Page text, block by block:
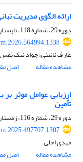
ارائه الگوی مدیریت
دوره 29، شماره 118، تابستان 1404، صفحه
عارف نائینی، جواد نیک
مشاهده مقاله
اصل
ارزیابی عوامل موثر
تأمین
دوره 29، شماره 116، زمستان 1403، صفحه
مهدی اجلی
مشاهده مقاله
اصل